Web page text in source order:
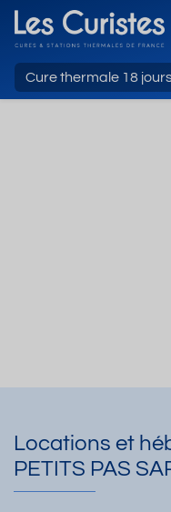
Cure thermale 18
Locations et
PETITS PAS